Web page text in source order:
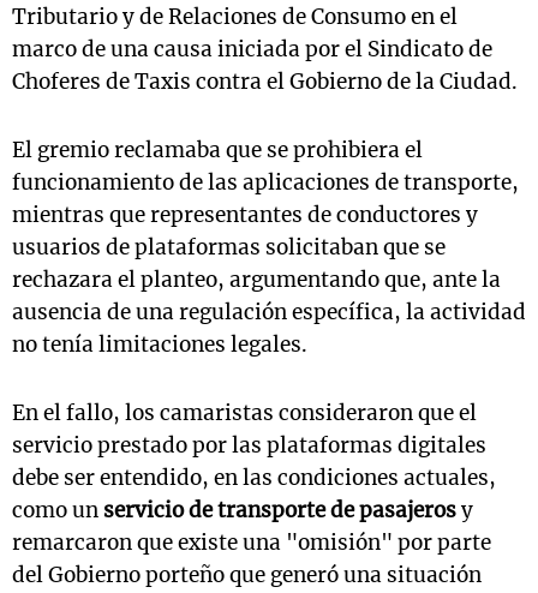
Tributario y de Relaciones de Consumo en el
marco de una causa iniciada por el Sindicato de
Choferes de Taxis contra el Gobierno de la Ciudad.
El gremio reclamaba que se prohibiera el
funcionamiento de las aplicaciones de transporte,
mientras que representantes de conductores y
usuarios de plataformas solicitaban que se
rechazara el planteo, argumentando que, ante la
ausencia de una regulación específica, la actividad
no tenía limitaciones legales.
En el fallo, los camaristas consideraron que el
servicio prestado por las plataformas digitales
debe ser entendido, en las condiciones actuales,
como un servicio de transporte de pasajerosy
remarcaron que existe una "omisión" por parte
del Gobierno porteño que generó una situación